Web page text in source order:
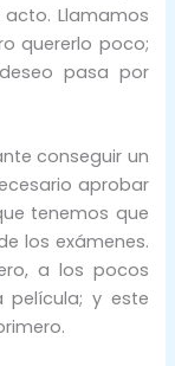
Llamamos
quererlo poco;
pasa por
conseguir un
aprobar
tenemos que
los exámenes.
a los pocos
película; y este